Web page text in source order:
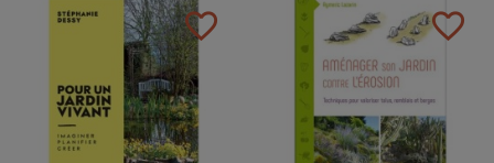
favorite_border favorite_border